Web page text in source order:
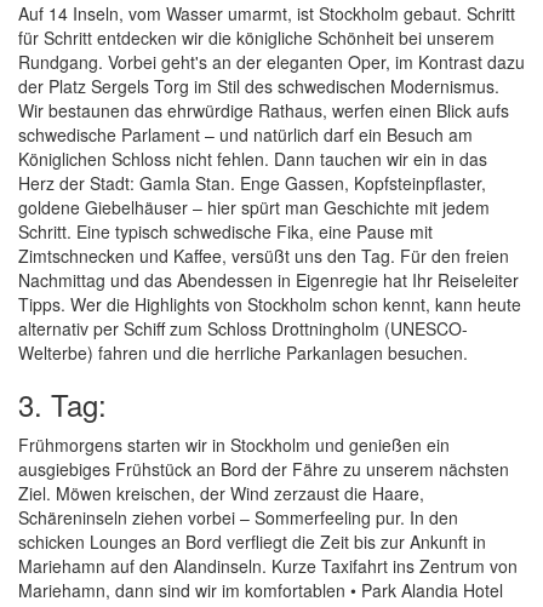
Auf 14 Inseln, vom Wasser umarmt, ist Stockholm gebaut. Schritt
für Schritt entdecken wir die königliche Schönheit bei unserem
Rundgang. Vorbei geht's an der eleganten Oper, im Kontrast dazu
der Platz Sergels Torg im Stil des schwedischen Modernismus.
Wir bestaunen das ehrwürdige Rathaus, werfen einen Blick aufs
schwedische Parlament – und natürlich darf ein Besuch am
Königlichen Schloss nicht fehlen. Dann tauchen wir ein in das
Herz der Stadt: Gamla Stan. Enge Gassen, Kopfsteinpflaster,
goldene Giebelhäuser – hier spürt man Geschichte mit jedem
Schritt. Eine typisch schwedische Fika, eine Pause mit
Zimtschnecken und Kaffee, versüßt uns den Tag. Für den freien
Nachmittag und das Abendessen in Eigenregie hat Ihr Reiseleiter
Tipps. Wer die Highlights von Stockholm schon kennt, kann heute
alternativ per Schiff zum Schloss Drottningholm (UNESCO-
Welterbe) fahren und die herrliche Parkanlagen besuchen.
3. Tag:
Frühmorgens starten wir in Stockholm und genießen ein
ausgiebiges Frühstück an Bord der Fähre zu unserem nächsten
Ziel. Möwen kreischen, der Wind zerzaust die Haare,
Schäreninseln ziehen vorbei – Sommerfeeling pur. In den
schicken Lounges an Bord verfliegt die Zeit bis zur Ankunft in
Mariehamn auf den Alandinseln. Kurze Taxifahrt ins Zentrum von
Mariehamn, dann sind wir im komfortablen • Park Alandia Hotel